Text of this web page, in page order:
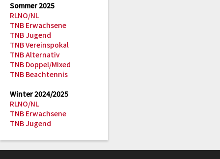
Sommer 2025
RLNO/NL
TNB Erwachsene
TNB Jugend
TNB Vereinspokal
TNB Alternativ
TNB Doppel/Mixed
TNB Beachtennis
Winter 2024/2025
RLNO/NL
TNB Erwachsene
TNB Jugend